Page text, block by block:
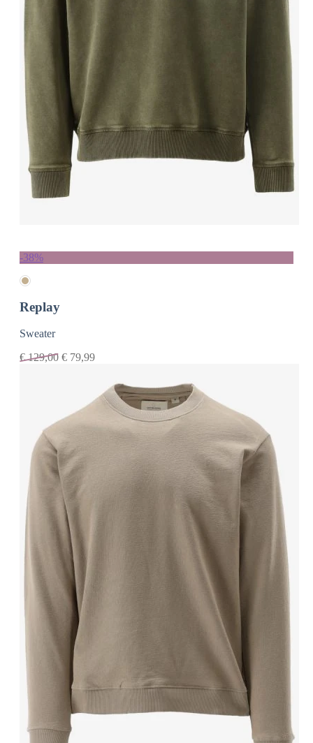
-38%
Replay
Sweater
€129,00 € 79,99